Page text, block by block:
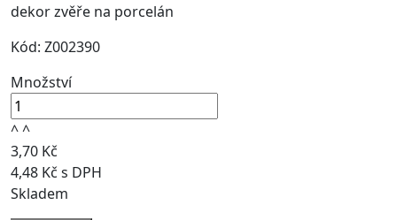
dekor zvěře na porcelán
Kód: Z002390
Množství
^^
3,70 Kč
4,48 Kč s DPH
Skladem